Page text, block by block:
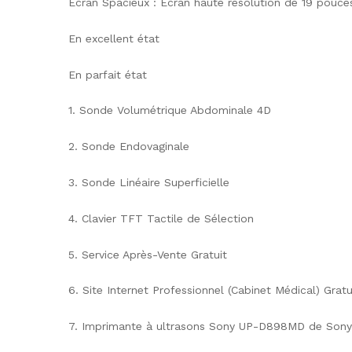
En excellent état
En parfait état
1. Sonde Volumétrique Abdominale 4D
2. Sonde Endovaginale
3. Sonde Linéaire Superficielle
4. Clavier TFT Tactile de Sélection
5. Service Après-Vente Gratuit
6. Site Internet Professionnel (Cabinet Médical)
7. Imprimante à ultrasons Sony UP-D898MD de Sony